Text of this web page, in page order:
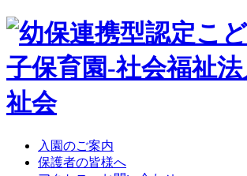
入園のご案内
保護者の皆様へ